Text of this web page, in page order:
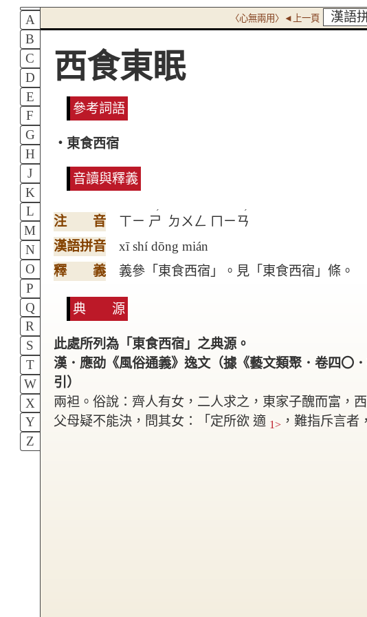
A
B
C
D
E
F
G
H
J
K
L
M
N
O
P
Q
R
S
T
W
X
Y
Z
〈心無兩用〉◄上一頁 漢語
西食東眠
參考詞語
‧東食西宿
音讀與釋義
注 音 ㄒㄧ ㄕ
ˊ
ㄉㄨㄥ ㄇㄧㄢ
ˊ
漢語拼音
xī shí dōng mián
釋 義
義參「東食西宿」。見「東食西宿」條。
典 源
此處所列為「東食西宿」之典源。
漢．應劭《風俗通義》逸文（據《藝文類聚．卷四〇．
引）
兩袒。俗說：齊人有女，二人求之，東家子醜而富，
父母疑不能決，問其女：「定所欲 適 1>，難指斥言者